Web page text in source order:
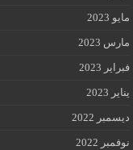
مايو 2023
مارس 2023
فبراير 2023
يناير 2023
ديسمبر 2022
نوفمبر 2022